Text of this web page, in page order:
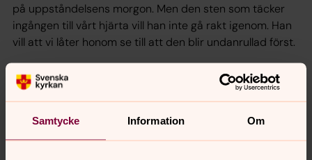
Samtycke Information Om
på uppståndelsens morgon. Men den sten som täcker
ingången till vårt hjärta vill han inte gå rakt igenom. Han
vill att vi låter honom se till att den blir undanrullad först.